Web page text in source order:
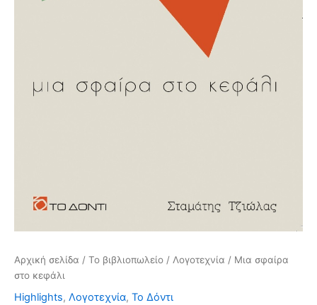
Αρχική σελίδα / Το βιβλιοπωλείο / Λογοτεχνία / Μια σφαίρα
στο κεφάλι
Highlights, Λογοτεχνία, Το Δόντι